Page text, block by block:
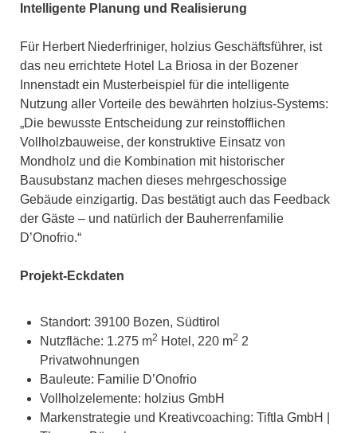
Intelligente Planung und Realisierung
Für Herbert Niederfriniger, holzius Geschäftsführer, ist
das neu errichtete Hotel La Briosa in der Bozener
Innenstadt ein Musterbeispiel für die intelligente
Nutzung aller Vorteile des bewährten holzius-Systems:
„Die bewusste Entscheidung zur reinstofflichen
Vollholzbauweise, der konstruktive Einsatz von
Mondholz und die Kombination mit historischer
Bausubstanz machen dieses mehrgeschossige
Gebäude einzigartig. Das bestätigt auch das Feedback
der Gäste – und natürlich der Bauherrenfamilie
D’Onofrio.“
Projekt-Eckdaten
Standort: 39100 Bozen, Südtirol
Nutzfläche: 1.275 m2 Hotel, 220 m2 2
Privatwohnungen
Bauleute: Familie D’Onofrio
Vollholzelemente: holzius GmbH
Markenstrategie und Kreativcoaching: Tiftla GmbH |